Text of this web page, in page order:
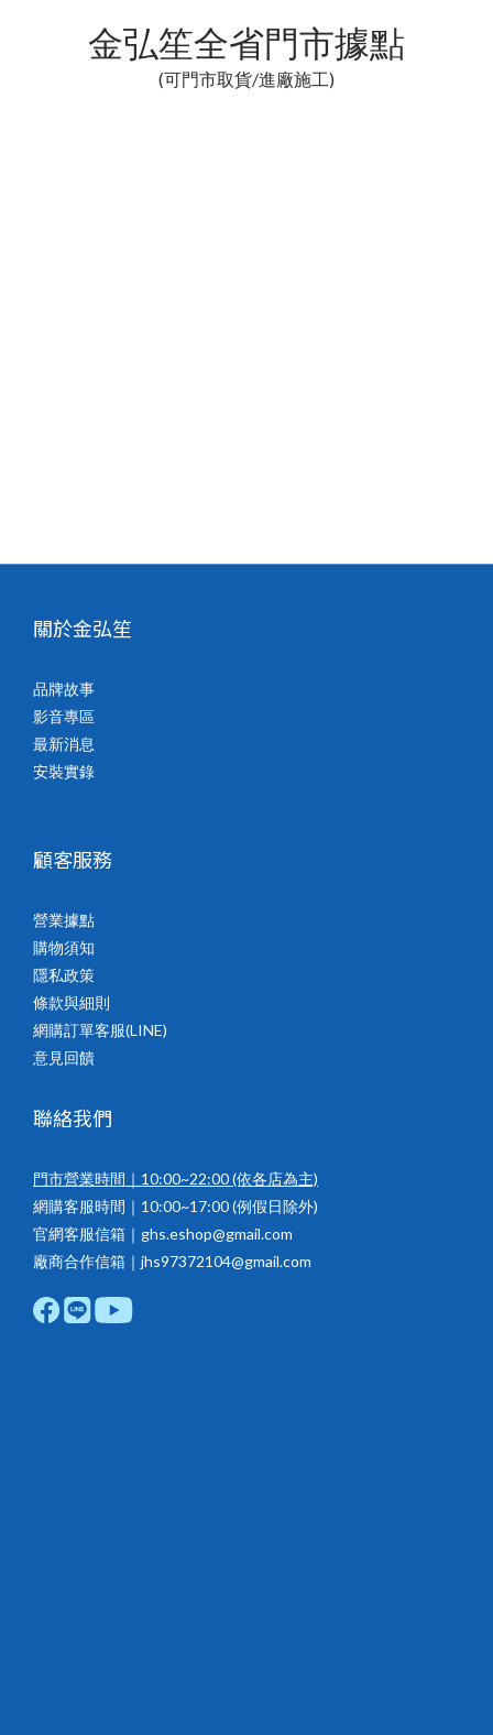
金弘笙全省門市據點
(可門市取貨/進廠施工)
關於金弘笙
品牌故事
影音專區
最新消息
安裝實錄
顧客服務
營業據點
購物須知
隱私政策
條款與細則
網購訂單客服(LINE)
意見回饋
聯絡我們
門市營業時間｜10:00~22:00(依各店為主)
網購客服時間｜10:00~17:00 (例假日除外)
官網客服信箱｜ghs.eshop@gmail.com
廠商合作信箱｜jhs97372104@gmail.com